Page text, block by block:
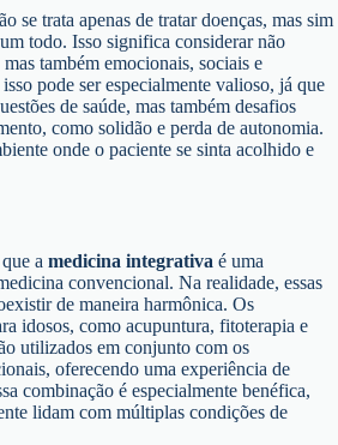
se trata apenas de tratar doenças, mas sim
todo. Isso significa considerar não
também emocionais, sociais e
pode ser especialmente valioso, já que
de saúde, mas também desafios
como solidão e perda de autonomia.
onde o paciente se sinta acolhido e
a medicina integrativa é uma
convencional. Na realidade, essas
de maneira harmônica. Os
idosos, como acupuntura, fitoterapia e
utilizados em conjunto com os
oferecendo uma experiência de
combinação é especialmente benéfica,
lidam com múltiplas condições de